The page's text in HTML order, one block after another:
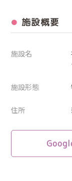
施設概要
施設名
施設形態
住所